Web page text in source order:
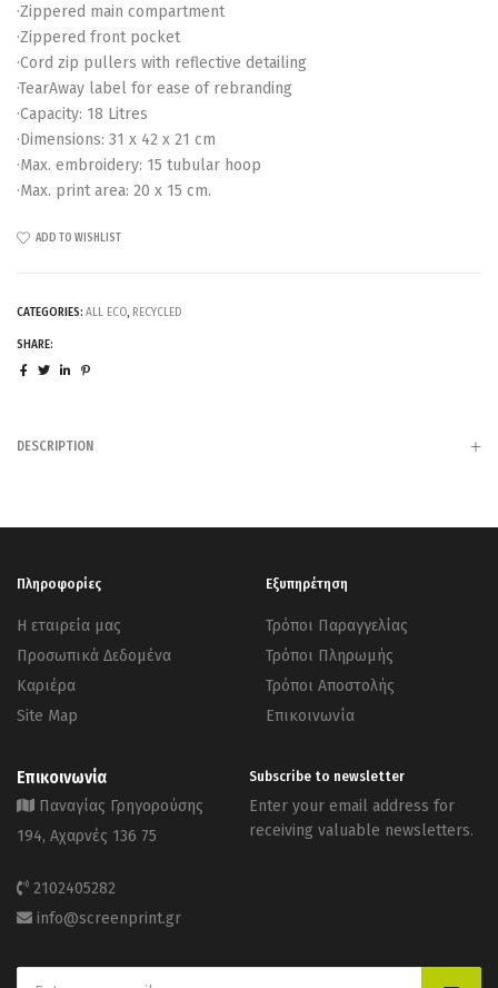
·Zippered main compartment
·Zippered front pocket
·Cord zip pullers with reflective detailing
·TearAway label for ease of rebranding
·Capacity: 18 Litres
·Dimensions: 31 x 42 x 21 cm
·Max. embroidery: 15 tubular hoop
·Max. print area: 20 x 15 cm.
ADD TO WISHLIST
CATEGORIES: ALL ECO, RECYCLED
SHARE:
DESCRIPTION
Πληροφορίες
Η εταιρεία μας
Προσωπικά Δεδομένα
Καριέρα
Site Map
Εξυπηρέτηση
Τρόποι Παραγγελίας
Τρόποι Πληρωμής
Τρόποι Αποστολής
Επικοινωνία
Επικοινωνία
Παναγίας Γρηγορούσης
194, Αχαρνές 136 75
2102405282
info@screenprint.gr
Subscribe to newsletter
Enter your email address for
receiving valuable newsletters.